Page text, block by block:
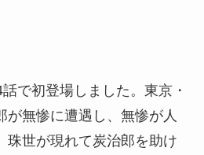
で初登場しました。東京・
が無惨に遭遇し、無惨が人
珠世が現れて炭治郎を助け